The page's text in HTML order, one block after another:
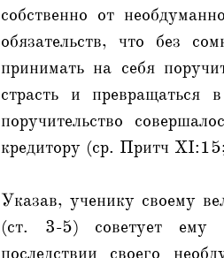
собственно от
обязательств, что без
принимать на себя
страсть и превращаться
поручительство
кредитору (ср. Притч
Указав, ученику своему
(ст. 3-5) советует ему
последствии своего